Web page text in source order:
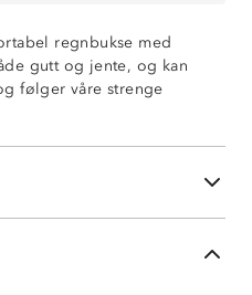
regnbukse med
gutt og jente, og kan
følger våre strenge